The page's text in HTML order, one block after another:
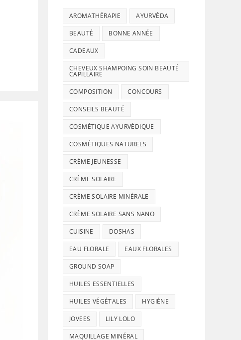
AROMATHÉRAPIE AYURVÉDA
BEAUTÉ BONNE ANNÉE
CADEAUX
CHEVEUX SHAMPOING SOIN BEAUTÉ
CAPILLAIRE
COMPOSITION CONCOURS
CONSEILS BEAUTÉ
COSMÉTIQUE AYURVÉDIQUE
COSMÉTIQUES NATURELS
CRÈME JEUNESSE
CRÈME SOLAIRE
CRÈME SOLAIRE MINÉRALE
CRÈME SOLAIRE SANS NANO
CUISINE DOSHAS
EAU FLORALE EAUX FLORALES
GROUND SOAP
HUILES ESSENTIELLES
HUILES VÉGÉTALES HYGIÈNE
JOVEES LILY LOLO
MAQUILLAGE MINÉRAL